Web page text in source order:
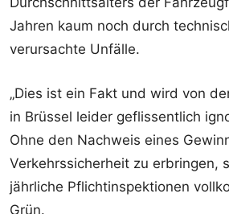
Jahren kaum noch durch
verursachte Unfälle.
„Dies ist ein Fakt und wird von
in Brüssel leider geflissentlich
Ohne den Nachweis eines
Verkehrssicherheit zu erbringen,
jährliche Pflichtinspektionen
Grün.